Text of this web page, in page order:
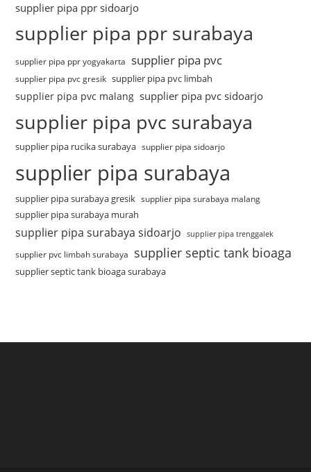
supplier pipa ppr sidoarjo
supplier pipa ppr surabaya
supplier pipa ppr yogyakarta supplier pipa pvc
supplier pipa pvc gresik supplier pipa pvc limbah
supplier pipa pvc malang supplier pipa pvc sidoarjo
supplier pipa pvc surabaya
supplier pipa rucika surabaya supplier pipa sidoarjo
supplier pipa surabaya
supplier pipa surabaya gresik supplier pipa surabaya malang
supplier pipa surabaya murah
supplier pipa surabaya sidoarjo supplier pipa trenggalek
supplier pvc limbah surabaya supplier septic tank bioaga
supplier septic tank bioaga surabaya